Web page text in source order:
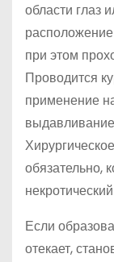
области глаз
при этом
Проводится
применение
обязательно,
Если
отекает,